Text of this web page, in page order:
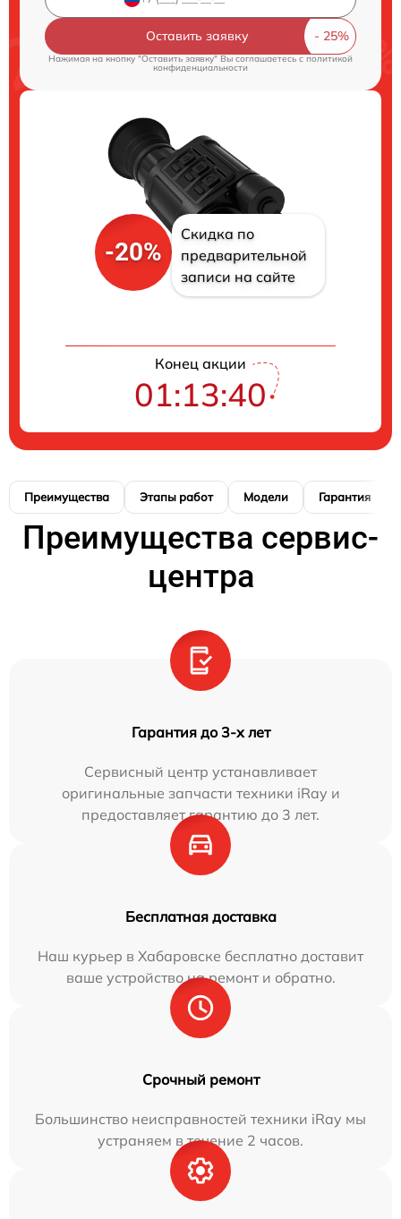
Оставить заявку
Нажимая на кнопку "Оставить заявку" Вы соглашаетесь cполитикой
конфиденциальности
-20%
Скидка по
предварительной
записи на сайте
Конец акции
01:13:39
Преимущества Этапы работ Модели Гарантия
Преимущества сервис-
центра
Гарантия до 3-х лет
Сервисный центр устанавливает
оригинальные запчасти техники iRay и
предоставляет гарантию до 3 лет.
Бесплатная доставка
Наш курьер в Хабаровске бесплатно доставит
ваше устройство на ремонт и обратно.
Срочный ремонт
Большинство неисправностей техники iRay мы
устраняем в течение 2 часов.